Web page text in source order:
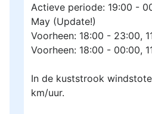
Actieve periode: 19:00 -
May (Update!)
Voorheen: 18:00 - 23:00,
Voorheen: 18:00 - 00:00,
In de kuststrook
km/uur.